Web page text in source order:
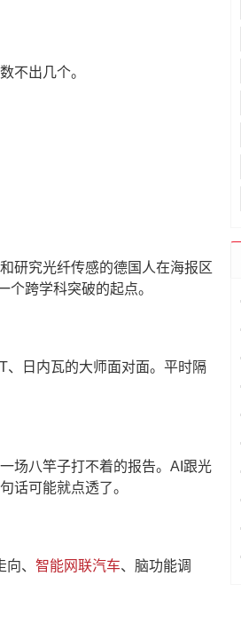
不出几个。
研究光纤传感的德国人在海报区
跨学科突破的起点。
、日内瓦的大师面对面。平时隔
场八竿子打不着的报告。AI跟光
话可能就点透了。
、 智能网联汽车、脑功能调